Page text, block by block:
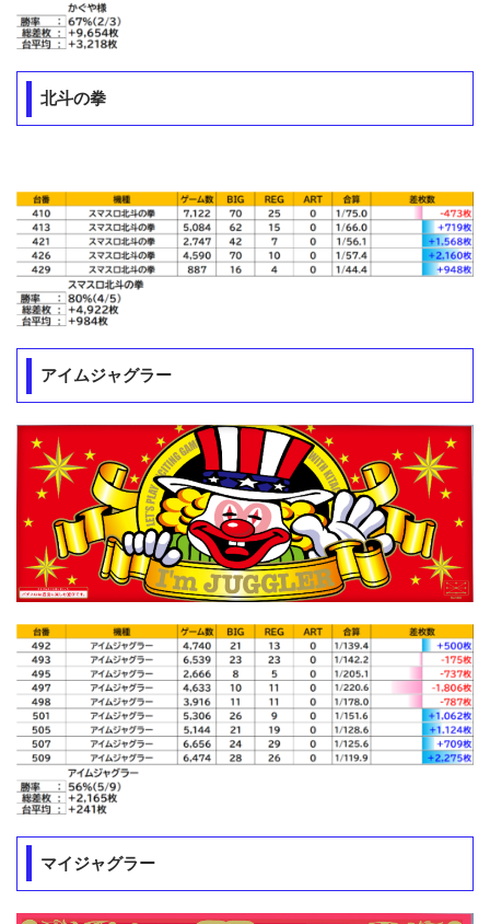
北斗の拳
アイムジャグラー
マイジャグラー